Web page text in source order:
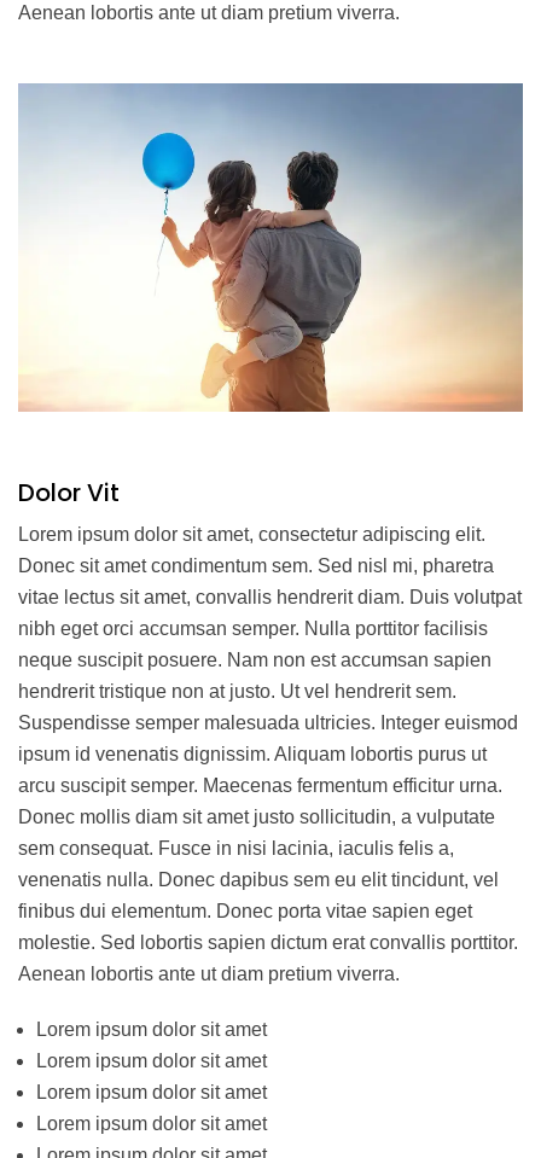
Aenean lobortis ante ut diam pretium viverra.
Dolor Vit
Lorem ipsum dolor sit amet, consectetur adipiscing elit.
Donec sit amet condimentum sem. Sed nisl mi, pharetra
vitae lectus sit amet, convallis hendrerit diam. Duis volutpat
nibh eget orci accumsan semper. Nulla porttitor facilisis
neque suscipit posuere. Nam non est accumsan sapien
hendrerit tristique non at justo. Ut vel hendrerit sem.
Suspendisse semper malesuada ultricies. Integer euismod
ipsum id venenatis dignissim. Aliquam lobortis purus ut
arcu suscipit semper. Maecenas fermentum efficitur urna.
Donec mollis diam sit amet justo sollicitudin, a vulputate
sem consequat. Fusce in nisi lacinia, iaculis felis a,
venenatis nulla. Donec dapibus sem eu elit tincidunt, vel
finibus dui elementum. Donec porta vitae sapien eget
molestie. Sed lobortis sapien dictum erat convallis porttitor.
Aenean lobortis ante ut diam pretium viverra.
Lorem ipsum dolor sit amet
Lorem ipsum dolor sit amet
Lorem ipsum dolor sit amet
Lorem ipsum dolor sit amet